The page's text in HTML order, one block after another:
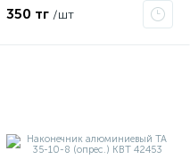
350 тг /шт